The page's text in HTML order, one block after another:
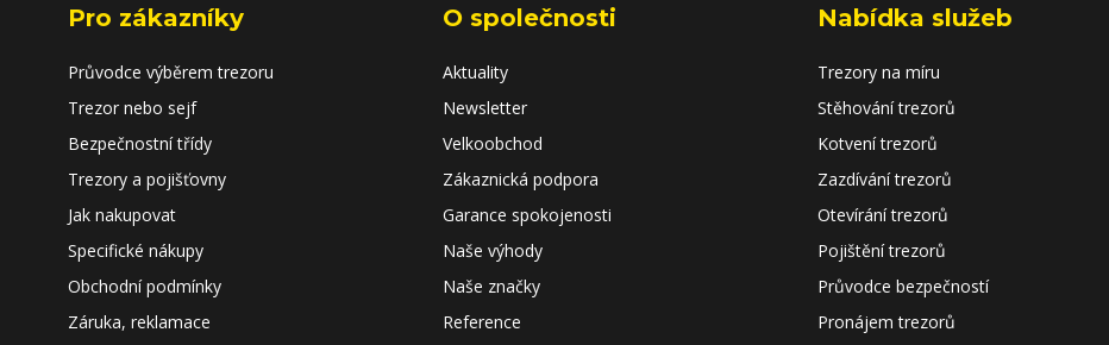
Pro zákazníky
Průvodce výběrem trezoru
Trezor nebo sejf
Bezpečnostní třídy
Trezory a pojišťovny
Jak nakupovat
Specifické nákupy
Obchodní podmínky
Záruka, reklamace
O společnosti
Aktuality
Newsletter
Velkoobchod
Zákaznická podpora
Garance spokojenosti
Naše výhody
Naše značky
Reference
Nabídka služeb
Trezory na míru
Stěhování trezorů
Kotvení trezorů
Zazdívání trezorů
Otevírání trezorů
Pojištění trezorů
Průvodce bezpečností
Pronájem trezorů